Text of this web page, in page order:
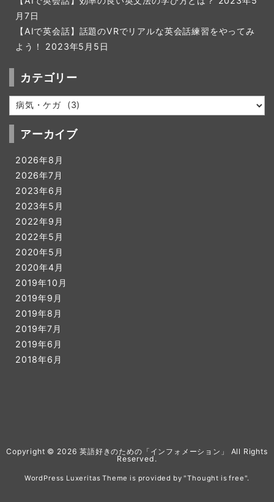
月7日
【AIで英会話】話題のVRでリアルな英会話練習をやってみ
よう！
2023年5月5日
カテゴリー
カ
テ
ゴ
アーカイブ
2026年8月
2026年7月
2023年6月
2023年5月
2022年9月
2022年5月
2020年5月
2020年4月
2019年10月
2019年9月
2019年8月
2019年7月
2019年6月
2018年6月
Copyright © 2026 英語好きのための「インフォメーション」
All Rights
Reserved.
WordPress Luxeritas Theme is provided by "Thought is free".